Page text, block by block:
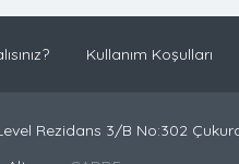
Kullanım Koşulları
Rezidans 3/B No:302